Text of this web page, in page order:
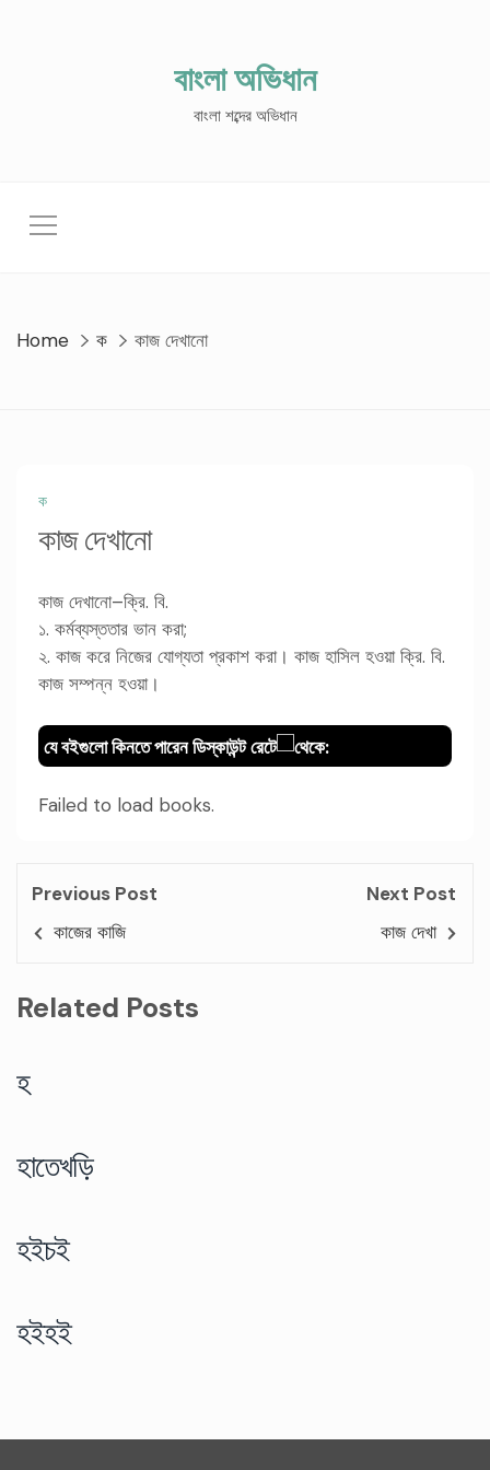
বাংলা অভিধান
বাংলা শব্দের অভিধান
Home ক কাজ দেখানো
ক
কাজ দেখানো
কাজ দেখানো–ক্রি. বি.
১. কর্মব্যস্ততার ভান করা;
২. কাজ করে নিজের যোগ্যতা প্রকাশ করা। কাজ হাসিল হওয়া ক্রি. বি.
কাজ সম্পন্ন হওয়া।
যে বইগুলো কিনতে পারেন ডিস্কাউন্ট রেটে থেকে:
Failed to load books.
Previous Post
কাজের কাজি
Next Post
কাজ দেখা
Related Posts
হ
হাতেখড়ি
হইচই
হইহই